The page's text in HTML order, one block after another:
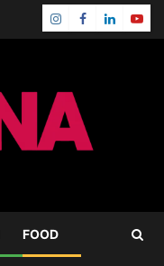
Instagram
Facebook
Linkedin
FOOD